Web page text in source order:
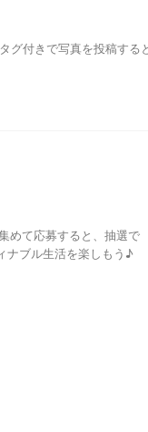
グ付きで写真を投稿する
めて応募すると、抽選で
ナブル生活を楽しもう♪